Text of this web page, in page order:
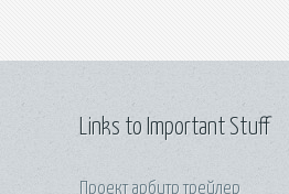
Links to Important Stuff
Проект арбитр трейлер